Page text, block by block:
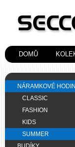
DOMŮ
NÁRAMKOVÉ
CLASSIC
FASHION
KIDS
SUMMER